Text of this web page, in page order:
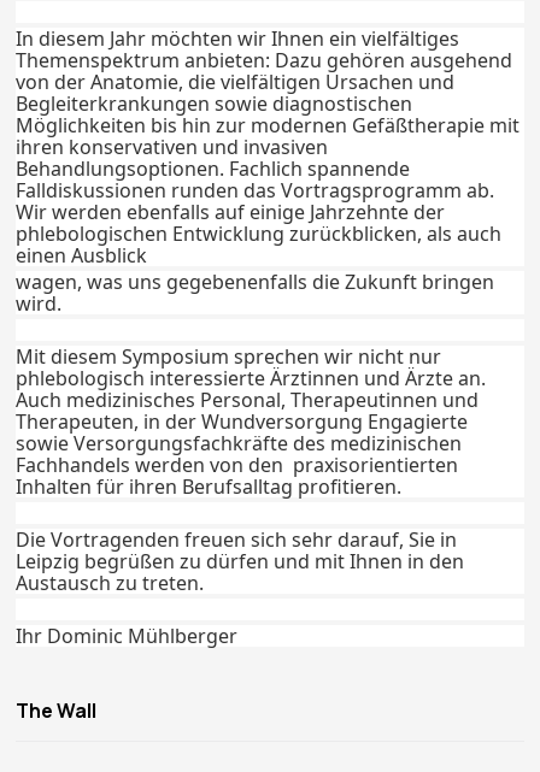
In diesem Jahr möchten wir Ihnen ein vielfältiges
Themenspektrum anbieten: Dazu gehören ausgehend
von der Anatomie, die vielfältigen Ursachen und
Begleiterkrankungen sowie diagnostischen
Möglichkeiten bis hin zur modernen Gefäßtherapie mit
ihren konservativen und invasiven
Behandlungsoptionen. Fachlich spannende
Falldiskussionen runden das Vortragsprogramm ab.
Wir werden ebenfalls auf einige Jahrzehnte der
phlebologischen Entwicklung zurückblicken, als auch
einen Ausblick
wagen, was uns gegebenenfalls die Zukunft bringen
wird.
Mit diesem Symposium sprechen wir nicht nur
phlebologisch interessierte Ärztinnen und Ärzte an.
Auch medizinisches Personal, Therapeutinnen und
Therapeuten, in der Wundversorgung Engagierte
sowie Versorgungsfachkräfte des medizinischen
Fachhandels werden von den praxisorientierten
Inhalten für ihren Berufsalltag profitieren.
Die Vortragenden freuen sich sehr darauf, Sie in
Leipzig begrüßen zu dürfen und mit Ihnen in den
Austausch zu treten.
Ihr Dominic Mühlberger
The Wall